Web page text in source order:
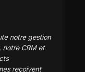
notre gestion
notre CRM et
reçoivent